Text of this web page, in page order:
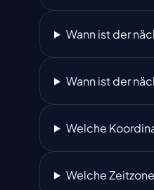
Wann ist der
Wann ist der
Welche
Welche